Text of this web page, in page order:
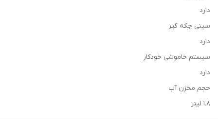
دارد
سینی چکه گیر
دارد
سیستم خاموشی خودکار
دارد
حجم مخزن آب
1.8 لیتر